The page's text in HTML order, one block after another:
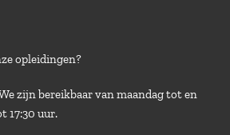
opleidingen?
zijn bereikbaar van maandag tot en
17:30 uur.